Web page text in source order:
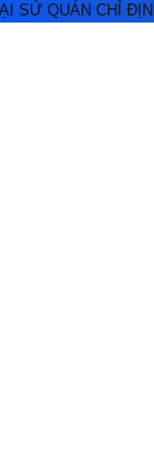
SỨ QUÁN CHỈ ĐỊNH